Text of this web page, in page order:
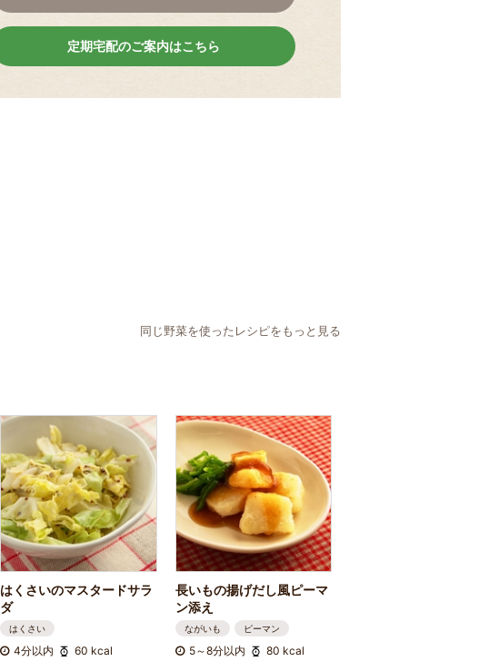
定期宅配のご案内はこちら
同じ野菜を使ったレシピをもっと見る
はくさいのマスタードサラ
ダ
はくさい
4分以内 60 kcal
長いもの揚げだし風ピーマ
ン添え
ながいも ピーマン
5～8分以内 80 kcal